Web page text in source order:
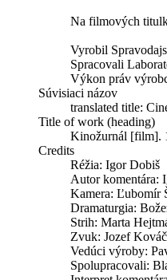
Na filmových
Vyrobil
Spracovali
Výkon práv
Súvisiaci názov
translated title:
Title of work (heading)
Kinožurnál [film].
Credits
Réžia: Igor Dobiš
Autor komentára:
Kamera: Ľubomír
Dramaturgia:
Strih: Marta
Zvuk: Jozef
Vedúci výroby:
Spolupracovali: